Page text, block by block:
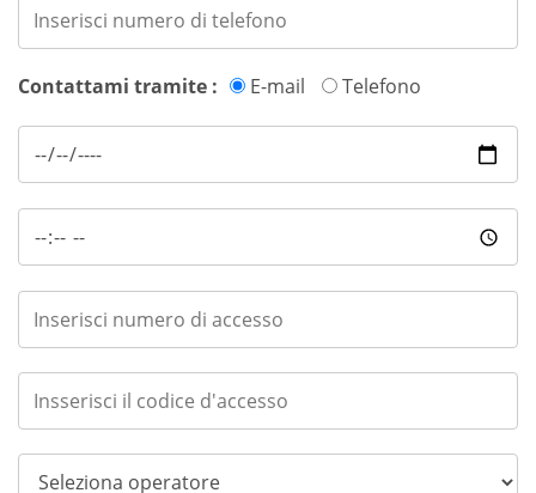
Contattami tramite : E-mail Telefono